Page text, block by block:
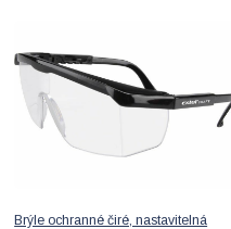
Brýle ochranné čiré, nastavitelná